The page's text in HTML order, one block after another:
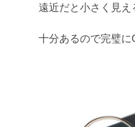
遠近だと小さく見
十分あるので完璧に